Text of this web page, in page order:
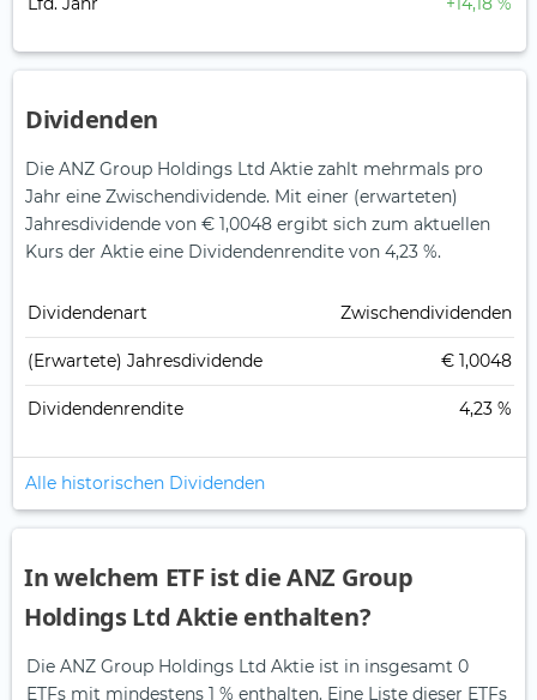
Dividenden
Die ANZ Group Holdings Ltd Aktie zahlt mehrmals pro
Jahr eine Zwischendividende. Mit einer (erwarteten)
Jahresdividende von € 1,0048 ergibt sich zum aktuellen
Kurs der Aktie eine Dividendenrendite von 4,23 %.
Dividendenart Zwischendividenden
(Erwartete) Jahresdividende € 1,0048
Dividendenrendite 4,23 %
Alle historischen Dividenden
In welchem ETF ist die ANZ Group
Holdings Ltd Aktie enthalten?
Die ANZ Group Holdings Ltd Aktie ist in insgesamt 0
ETFs mit mindestens 1 % enthalten. Eine Liste dieser ETFs